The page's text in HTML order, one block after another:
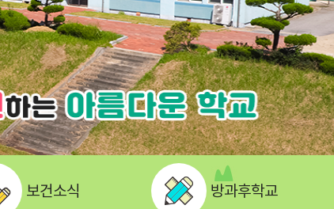
보건소식 방과후학교